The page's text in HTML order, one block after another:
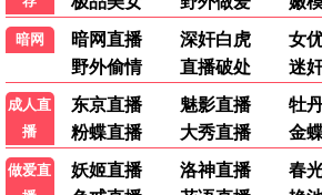
最新电影、热门剧集、动漫综艺，
告，追剧必备平